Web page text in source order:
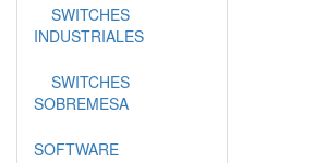
SWITCHES
INDUSTRIALES
SWITCHES
SOBREMESA
SOFTWARE